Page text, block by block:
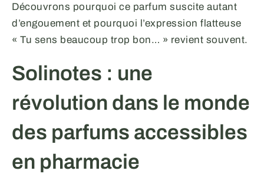
Découvrons pourquoi ce parfum suscite autant
d’engouement et pourquoi l’expression flatteuse
« Tu sens beaucoup trop bon… » revient souvent.
Solinotes : une
révolution dans le monde
des parfums accessibles
en pharmacie